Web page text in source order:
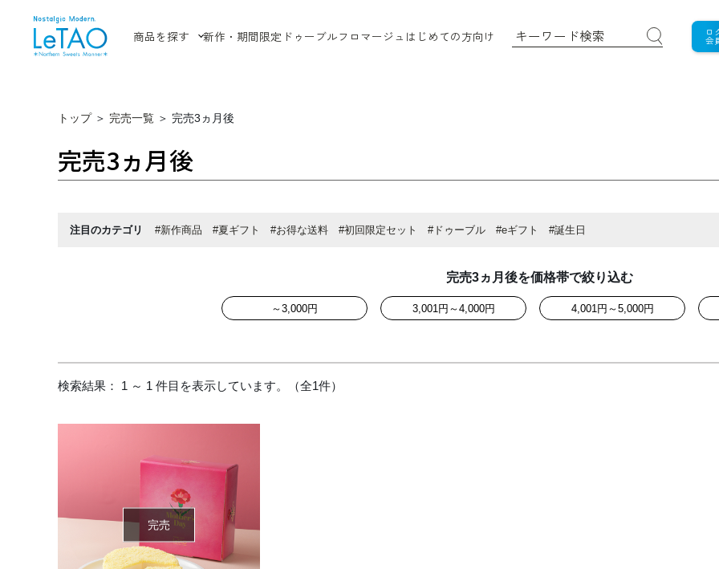
商品を探す 新作・期間限定 ドゥーブルフロマージュ はじめての方向け ロ
会
トップ ＞ 完売一覧 ＞ 完売3ヵ月後
完売3ヵ月後
注目のカテゴリ #新作商品 #夏ギフト #お得な送料 #初回限定セット #ドゥーブル #eギフト #誕生日
完売3ヵ月後を価格帯で絞り込む
～3,000円 3,001円～4,000円 4,001円～5,000円
検索結果： 1 ～ 1 件目を表示しています。（全1件）
完売